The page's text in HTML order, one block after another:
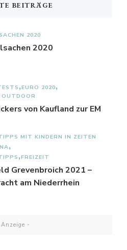
BEITRÄGE
2020
2020
EURO 2020
von Kaufland zur EM
MIT KINDERN IN ZEITEN
FREIZEIT
Grevenbroich 2021 –
am Niederrhein
-